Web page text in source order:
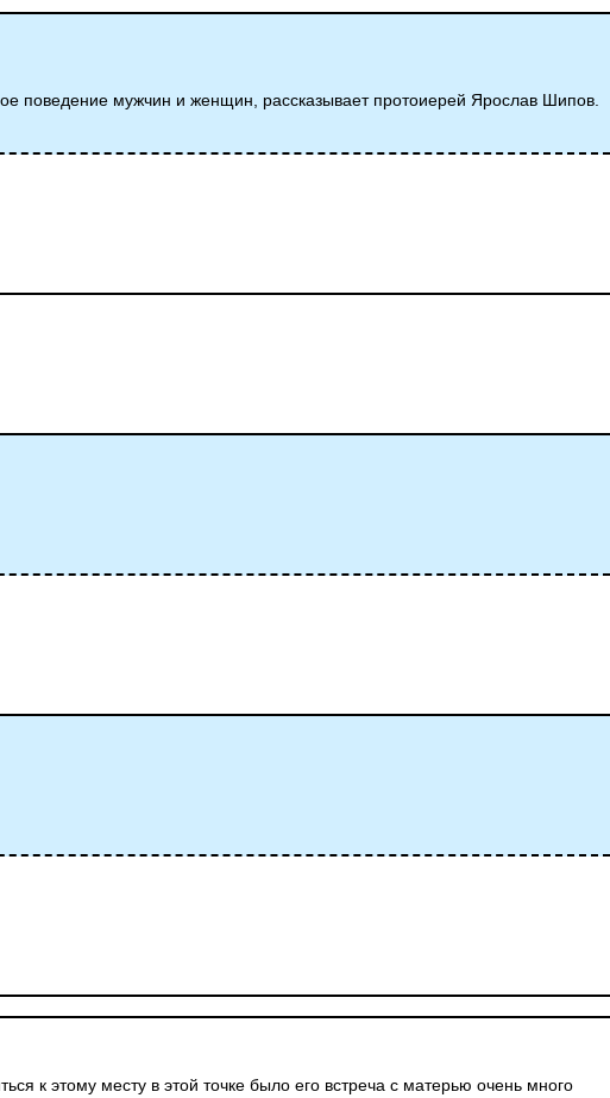
поведение мужчин и женщин, рассказывает протоиерей Ярослав Шипов.
к этому месту в этой точке было его встреча с матерью очень много